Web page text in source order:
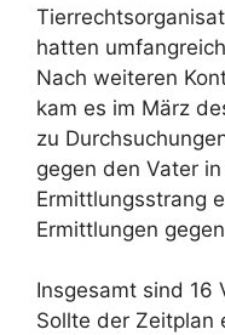
hatten
Nach weiteren
kam es im März
zu
gegen den Vater
Ermittlungsstrang
Ermittlungen
Insgesamt sind 16
Sollte der Zeitplan